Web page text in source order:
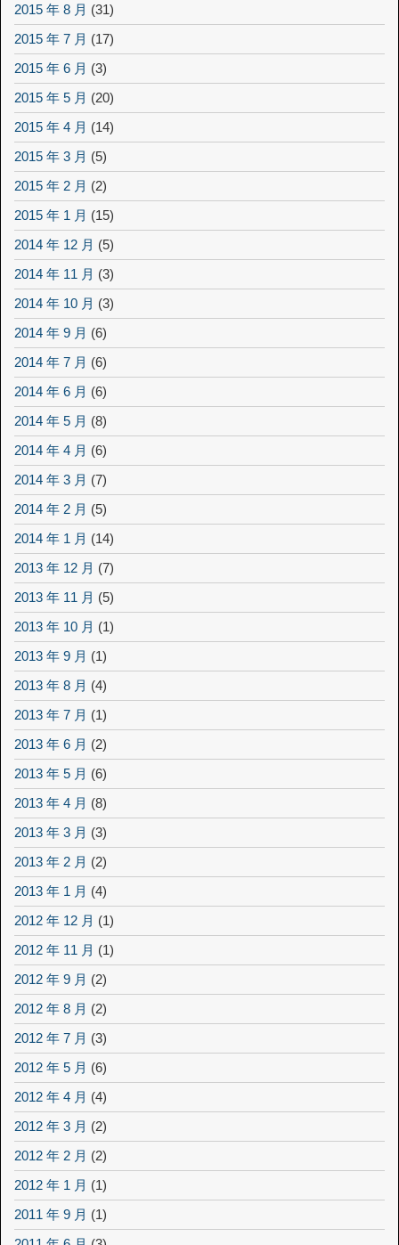
2015 年 8 月 (31)
2015 年 7 月 (17)
2015 年 6 月 (3)
2015 年 5 月 (20)
2015 年 4 月 (14)
2015 年 3 月 (5)
2015 年 2 月 (2)
2015 年 1 月 (15)
2014 年 12 月 (5)
2014 年 11 月 (3)
2014 年 10 月 (3)
2014 年 9 月 (6)
2014 年 7 月 (6)
2014 年 6 月 (6)
2014 年 5 月 (8)
2014 年 4 月 (6)
2014 年 3 月 (7)
2014 年 2 月 (5)
2014 年 1 月 (14)
2013 年 12 月 (7)
2013 年 11 月 (5)
2013 年 10 月 (1)
2013 年 9 月 (1)
2013 年 8 月 (4)
2013 年 7 月 (1)
2013 年 6 月 (2)
2013 年 5 月 (6)
2013 年 4 月 (8)
2013 年 3 月 (3)
2013 年 2 月 (2)
2013 年 1 月 (4)
2012 年 12 月 (1)
2012 年 11 月 (1)
2012 年 9 月 (2)
2012 年 8 月 (2)
2012 年 7 月 (3)
2012 年 5 月 (6)
2012 年 4 月 (4)
2012 年 3 月 (2)
2012 年 2 月 (2)
2012 年 1 月 (1)
2011 年 9 月 (1)